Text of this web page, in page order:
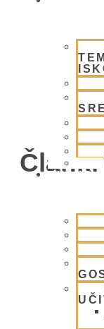
BHAKTI
BLOG
Članki